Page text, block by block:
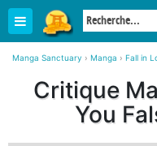
Manga Sanctuary › Manga › Fall in
Critique, avis sur Fall in Love, You
Critique
You